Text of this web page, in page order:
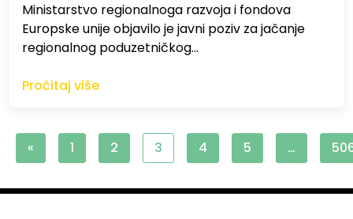
Ministarstvo regionalnoga razvoja i fondova
Europske unije objavilo je javni poziv za jačanje
regionalnog poduzetničkog…
Pročitaj više
« 1 2 3 4 5 …